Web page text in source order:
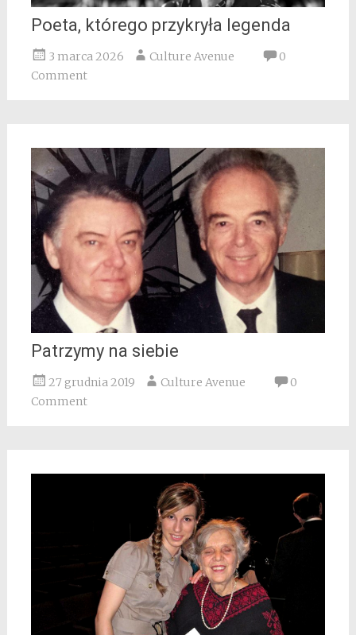
Poeta, którego przykryła legenda
3 marca 2026 Culture Avenue
0
Comment
Patrzymy na siebie
27 grudnia 2019 Culture Avenue
0
Comment